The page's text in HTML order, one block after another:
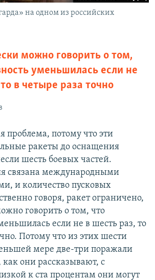
на одном из российских
можно говорить о том,
уменьшилась если не
в четыре раза точно
проблема, потому что эти
ракеты до оснащения
шесть боевых частей.
связана международными
и количество пусковых
говоря, ракет ограничено,
говорить о том, что
если не в шесть раз, то
Потому что из этих шести
мере две-три поражали
они рассказывают, с
к ста процентам они могут